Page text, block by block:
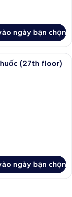
ngày bạn chọn
đơn Deluxe, không
(27th floor)
ngày bạn chọn